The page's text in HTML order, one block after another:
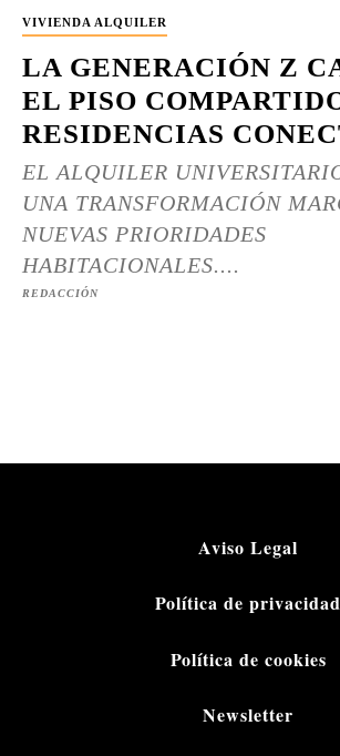
VIVIENDA ALQUILER
LA GENERACIÓN Z
EL PISO
RESIDENCIAS
EL ALQUILER
UNA TRANSFORMACIÓN
NUEVAS PRIORIDADES
HABITACIONALES....
REDACCIÓN
Aviso Legal
Política de privacidad
Política de cookies
Newsletter